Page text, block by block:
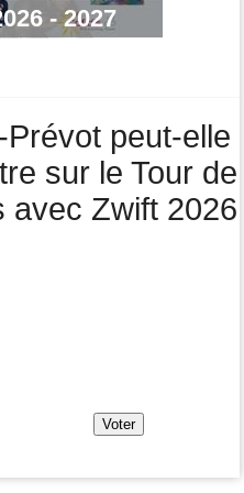
on verra"
- 2027
peut-elle
sur le Tour de
avec Zwift 2026